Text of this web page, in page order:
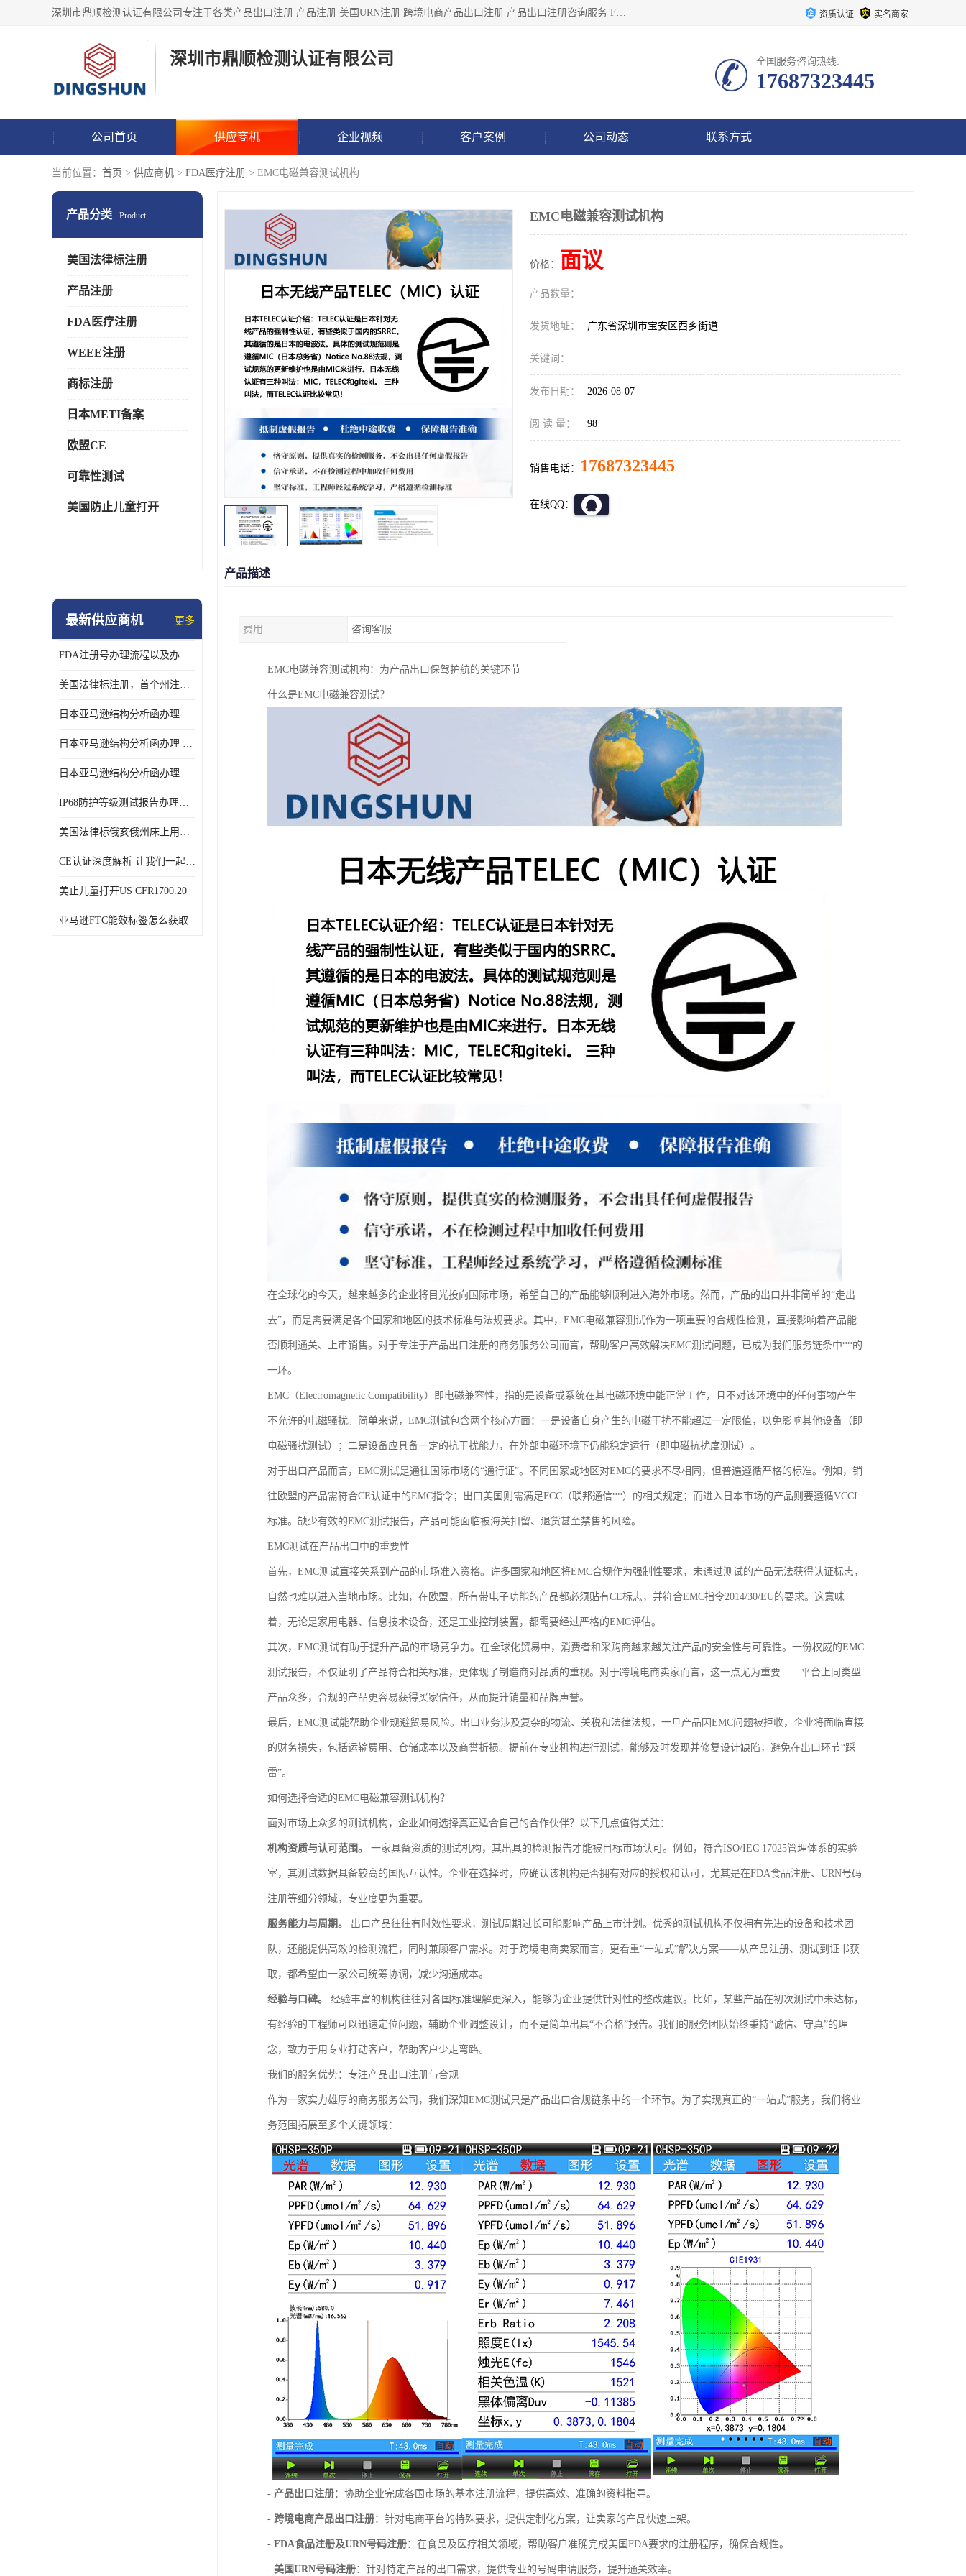
深圳市鼎顺检测认证有限公司专注于各类产品出口注册 产品注册 美国URN注册 跨境电商产品出口注册 产品出口注册咨询服务 FDA食品注册等我们是一家商务服务公司，为客户提供商标注册，本公司实力雄厚，能满足客户多种需求。 资质认证 实名商家
深圳市鼎顺检测认证有限公司 全国服务咨询热线:
17687323445
公司首页 供应商机 企业视频 客户案例 公司动态 联系方式
当前位置： 首页 > 供应商机 > FDA医疗注册 > EMC电磁兼容测试机构
产品分类 Product
美国法律标注册
产品注册
FDA医疗注册
WEEE注册
商标注册
日本METI备案
欧盟CE
可靠性测试
美国防止儿童打开
最新供应商机 更多
FDA注册号办理流程以及办理周期是多久
美国法律标注册，首个州注册该如何选择
日本亚马逊结构分析函办理 日本亚马逊 电饭煲
日本亚马逊结构分析函办理 日本亚马逊 热水壶等；
日本亚马逊结构分析函办理 日本亚马逊 果汁搅拌机
IP68防护等级测试报告办理标准要求
美国法律标俄亥俄州床上用品许可证讲解！
CE认证深度解析 让我们一起来认识CE认证
美止儿童打开US CFR1700.20
亚马逊FTC能效标签怎么获取
EMC电磁兼容测试机构
价格： 面议
产品数量：
发货地址： 广东省深圳市宝安区西乡街道
关键词：
发布日期： 2026-08-07
阅 读 量： 98
销售电话： 17687323445
在线QQ：
产品描述
费用 咨询客服
EMC电磁兼容测试机构：为产品出口保驾护航的关键环节
什么是EMC电磁兼容测试？
在全球化的今天，越来越多的企业将目光投向国际市场，希望自己的产品能够顺利进入海外市场。然而，产品的出口并非简单的“走出
去”，而是需要满足各个国家和地区的技术标准与法规要求。其中，EMC电磁兼容测试作为一项重要的合规性检测，直接影响着产品能
否顺利通关、上市销售。对于专注于产品出口注册的商务服务公司而言，帮助客户高效解决EMC测试问题，已成为我们服务链条中**的
一环。
EMC（Electromagnetic Compatibility）即电磁兼容性，指的是设备或系统在其电磁环境中能正常工作，且不对该环境中的任何事物产生
不允许的电磁骚扰。简单来说，EMC测试包含两个核心方面：一是设备自身产生的电磁干扰不能超过一定限值，以免影响其他设备（即
电磁骚扰测试）；二是设备应具备一定的抗干扰能力，在外部电磁环境下仍能稳定运行（即电磁抗扰度测试）。
对于出口产品而言，EMC测试是通往国际市场的“通行证”。不同国家或地区对EMC的要求不尽相同，但普遍遵循严格的标准。例如，销
往欧盟的产品需符合CE认证中的EMC指令；出口美国则需满足FCC（联邦通信**）的相关规定；而进入日本市场的产品则要遵循VCCI
标准。缺少有效的EMC测试报告，产品可能面临被海关扣留、退货甚至禁售的风险。
EMC测试在产品出口中的重要性
首先，EMC测试直接关系到产品的市场准入资格。许多国家和地区将EMC合规作为强制性要求，未通过测试的产品无法获得认证标志，
自然也难以进入当地市场。比如，在欧盟，所有带电子功能的产品都必须贴有CE标志，并符合EMC指令2014/30/EU的要求。这意味
着，无论是家用电器、信息技术设备，还是工业控制装置，都需要经过严格的EMC评估。
其次，EMC测试有助于提升产品的市场竞争力。在全球化贸易中，消费者和采购商越来越关注产品的安全性与可靠性。一份权威的EMC
测试报告，不仅证明了产品符合相关标准，更体现了制造商对品质的重视。对于跨境电商卖家而言，这一点尤为重要——平台上同类型
产品众多，合规的产品更容易获得买家信任，从而提升销量和品牌声誉。
最后，EMC测试能帮助企业规避贸易风险。出口业务涉及复杂的物流、关税和法律法规，一旦产品因EMC问题被拒收，企业将面临直接
的财务损失，包括运输费用、仓储成本以及商誉折损。提前在专业机构进行测试，能够及时发现并修复设计缺陷，避免在出口环节“踩
雷”。
如何选择合适的EMC电磁兼容测试机构？
面对市场上众多的测试机构，企业如何选择真正适合自己的合作伙伴？以下几点值得关注：
机构资质与认可范围。 一家具备资质的测试机构，其出具的检测报告才能被目标市场认可。例如，符合ISO/IEC 17025管理体系的实验
室，其测试数据具备较高的国际互认性。企业在选择时，应确认该机构是否拥有对应的授权和认可，尤其是在FDA食品注册、URN号码
注册等细分领域，专业度更为重要。
服务能力与周期。 出口产品往往有时效性要求，测试周期过长可能影响产品上市计划。优秀的测试机构不仅拥有先进的设备和技术团
队，还能提供高效的检测流程，同时兼顾客户需求。对于跨境电商卖家而言，更看重“一站式”解决方案——从产品注册、测试到证书获
取，都希望由一家公司统筹协调，减少沟通成本。
经验与口碑。 经验丰富的机构往往对各国标准理解更深入，能够为企业提供针对性的整改建议。比如，某些产品在初次测试中未达标，
有经验的工程师可以迅速定位问题，辅助企业调整设计，而不是简单出具“不合格”报告。我们的服务团队始终秉持“诚信、守真”的理
念，致力于用专业打动客户，帮助客户少走弯路。
我们的服务优势：专注产品出口注册与合规
作为一家实力雄厚的商务服务公司，我们深知EMC测试只是产品出口合规链条中的一个环节。为了实现真正的“一站式”服务，我们将业
务范围拓展至多个关键领域：
- 产品出口注册：协助企业完成各国市场的基本注册流程，提供高效、准确的资料指导。
- 跨境电商产品出口注册：针对电商平台的特殊要求，提供定制化方案，让卖家的产品快速上架。
- FDA食品注册及URN号码注册：在食品及医疗相关领域，帮助客户准确完成美国FDA要求的注册程序，确保合规性。
- 美国URN号码注册：针对特定产品的出口需求，提供专业的号码申请服务，提升通关效率。